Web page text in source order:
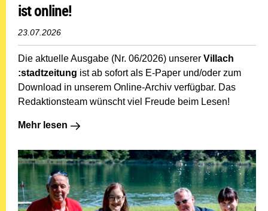
ist online!
23.07.2026
Die aktuelle Ausgabe (Nr. 06/2026) unserer Villach
:stadtzeitung ist ab sofort als E-Paper und/oder zum
Download in unserem Online-Archiv verfügbar. Das
Redaktionsteam wünscht viel Freude beim Lesen!
Mehr lesen: Die neue Ausgabe der Villach
Mehr lesen